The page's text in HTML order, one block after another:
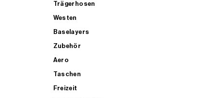
Trägerhosen
Westen
Baselayers
Zubehör
Aero
Taschen
Freizeit